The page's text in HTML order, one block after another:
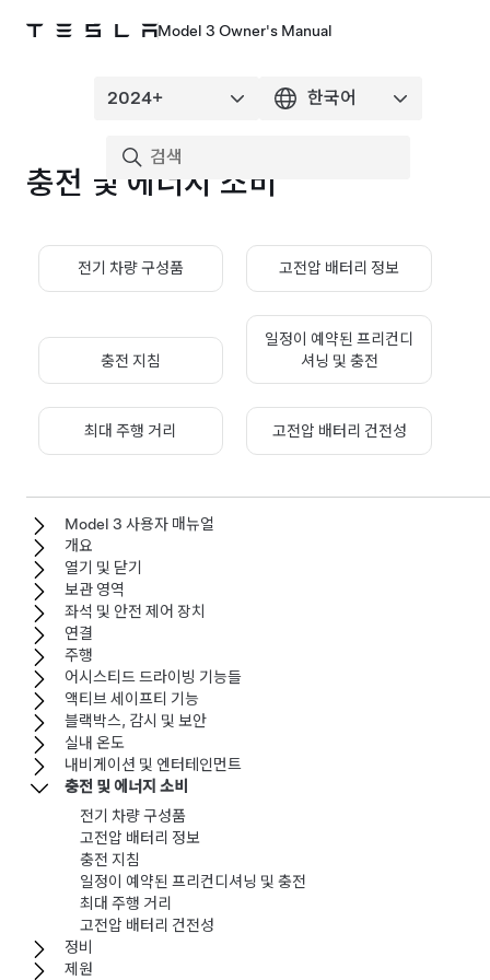
Model 3 Owner's Manual
충전 및 에너지 소비
전기 차량 구성품 고전압 배터리 정보
충전 지침
일정이 예약된 프리컨디
셔닝 및 충전
최대 주행 거리 고전압 배터리 건전성
Model 3 사용자 매뉴얼
개요
열기 및 닫기
보관 영역
좌석 및 안전 제어 장치
연결
주행
어시스티드 드라이빙 기능들
액티브 세이프티 기능
블랙박스, 감시 및 보안
실내 온도
내비게이션 및 엔터테인먼트
충전 및 에너지 소비
전기 차량 구성품
고전압 배터리 정보
충전 지침
일정이 예약된 프리컨디셔닝 및 충전
최대 주행 거리
고전압 배터리 건전성
정비
제원